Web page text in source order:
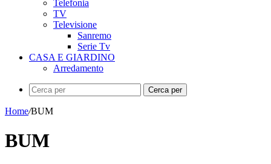
Telefonia
TV
Televisione
Sanremo
Serie Tv
CASA E GIARDINO
Arredamento
Cerca per
Home/BUM
BUM